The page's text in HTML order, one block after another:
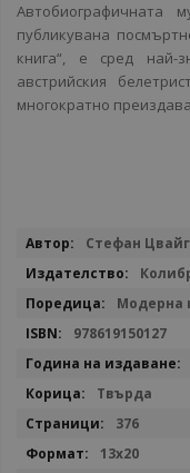
Автобиографичната
публикувана
книга“, е сред най-
австрийския
многократно
Повече
Стефан Цвайг
Модерна
978619150127
Твърда
376
13х20